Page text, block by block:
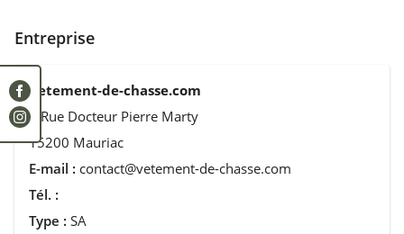
Entreprise
Vetement-de-chasse.com
4 Rue Docteur Pierre Marty
15200 Mauriac
E-mail : contact@vetement-de-chasse.com
Tél. :
Type : SA